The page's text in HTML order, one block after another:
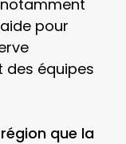
pour
équipes
que la